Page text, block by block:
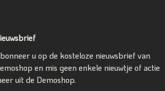
u op de kosteloze nieuwsbrief van
en mis geen enkele nieuwtje of actie
uit de Demoshop.